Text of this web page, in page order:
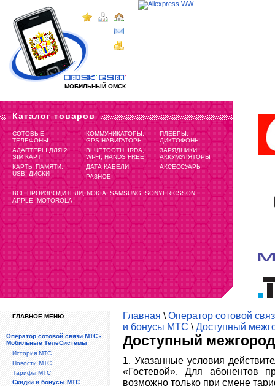
МОБИЛЬНЫЙ ОМСК
Каталог товаров
СОТОВЫЕ
ТЕЛЕФОНЫ
КОММУНИКАТОРЫ,
GPS НАВИГАТОРЫ
ПЛЕЕРЫ,
ДИКТОФОНЫ
АДАПТЕРЫ ДЛЯ 2
SIM КАРТ
BLUETOOTH, IRDA,
WI-FI, HANDS FREE
ЗАРЯДНИКИ,
АККУМУЛЯТОРЫ
КАРТЫ ПАМЯТИ,
USB, ДИСКИ
ДАТА КАБЕЛИ
АКСЕССУАРЫ
РАЗНОЕ
ВСЕ ПРОИЗВОДИТЕЛИ,NOKIA,SAMSUNG,SONYERICSSON,
APPLE,MOTOROLA
Главная \ Оператор сотовой
и бонусы МТС \ Доступный
Доступный
1. Указанные условия
«Гостевой». Для абонентов
возможно только при смене
ГЛАВНОЕ МЕНЮ
Оператор сотовой связи МТС -
Мобильные ТелеСистемы
История МТС
Новости МТС
Тарифы МТС
Скидки и бонусы МТС